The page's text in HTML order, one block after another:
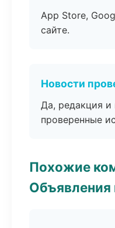
App Store,
сайте.
Новости
Да, редакция и
проверенные
Похожие
Объявления